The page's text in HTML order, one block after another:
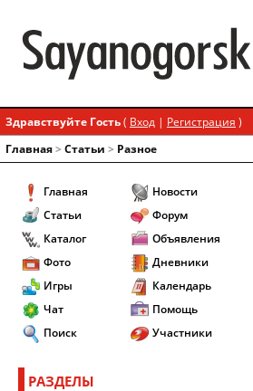
Здравствуйте Гость( Вход | Регистрация )
Главная> Статьи > Разное
Главная
Статьи
Каталог
Фото
Игры
Чат
Поиск
Новости
Форум
Объявления
Дневники
Календарь
Помощь
Участники
РАЗДЕЛЫ